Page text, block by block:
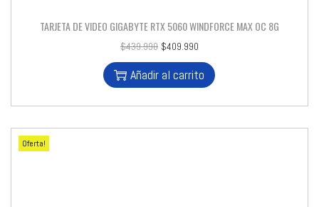
TARJETA DE VIDEO GIGABYTE RTX 5060 WINDFORCE MAX OC 8G
$439.990 $409.990
Añadir al carrito
Oferta!